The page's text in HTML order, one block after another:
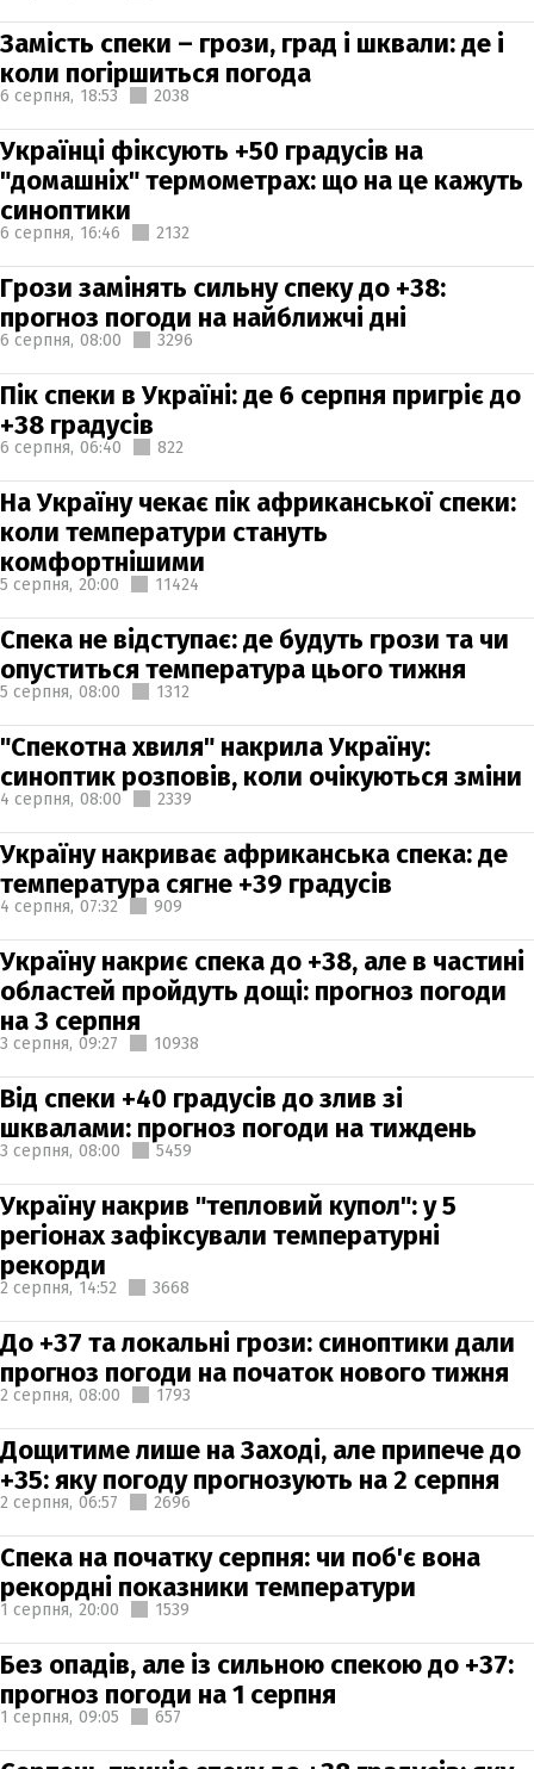
Замість спеки – грози, град і шквали: де і
коли погіршиться погода
6 серпня, 18:53 2038
Українці фіксують +50 градусів на
"домашніх" термометрах: що на це кажуть
синоптики
6 серпня, 16:46 2132
Грози замінять сильну спеку до +38:
прогноз погоди на найближчі дні
6 серпня, 08:00 3296
Пік спеки в Україні: де 6 серпня пригріє до
+38 градусів
6 серпня, 06:40 822
На Україну чекає пік африканської спеки:
коли температури стануть
комфортнішими
5 серпня, 20:00 11424
Спека не відступає: де будуть грози та чи
опуститься температура цього тижня
5 серпня, 08:00 1312
"Спекотна хвиля" накрила Україну:
синоптик розповів, коли очікуються зміни
4 серпня, 08:00 2339
Україну накриває африканська спека: де
температура сягне +39 градусів
4 серпня, 07:32 909
Україну накриє спека до +38, але в частині
областей пройдуть дощі: прогноз погоди
на 3 серпня
3 серпня, 09:27 10938
Від спеки +40 градусів до злив зі
шквалами: прогноз погоди на тиждень
3 серпня, 08:00 5459
Україну накрив "тепловий купол": у 5
регіонах зафіксували температурні
рекорди
2 серпня, 14:52 3668
До +37 та локальні грози: синоптики дали
прогноз погоди на початок нового тижня
2 серпня, 08:00 1793
Дощитиме лише на Заході, але припече до
+35: яку погоду прогнозують на 2 серпня
2 серпня, 06:57 2696
Спека на початку серпня: чи поб'є вона
рекордні показники температури
1 серпня, 20:00 1539
Без опадів, але із сильною спекою до +37:
прогноз погоди на 1 серпня
1 серпня, 09:05 657